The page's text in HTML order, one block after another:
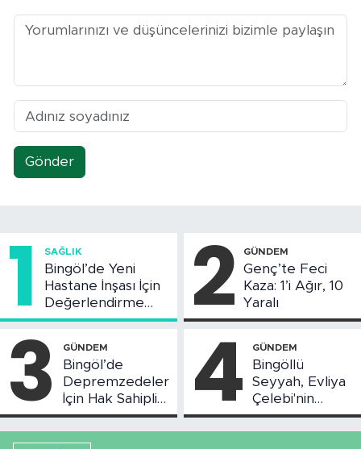
Gönder
1 SAĞLIK
Bingöl’de Yeni
Hastane İnşası İçin
Değerlendirme
Toplantısı Yapıldı
2 GÜNDEM
Genç’te Feci
Kaza: 1’i Ağır, 10
Yaralı
3 GÜNDEM
Bingöl’de
Depremzedeler
İçin Hak Sahipliği
Askı Süreci
Başladı
4 GÜNDEM
Bingöllü
Seyyah, Evliya
Çelebi'nin
Bahsettiği
Bingöl'deki O